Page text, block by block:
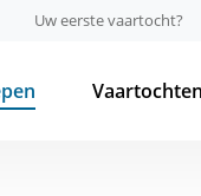
Uw eerste vaartocht?
Vaartochten